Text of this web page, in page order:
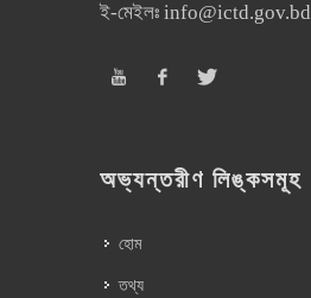
ই-মেইলঃ info@ictd.gov.bd
অভ্যন্তরীণ লিঙ্কসমূহ
হোম
তথ্য